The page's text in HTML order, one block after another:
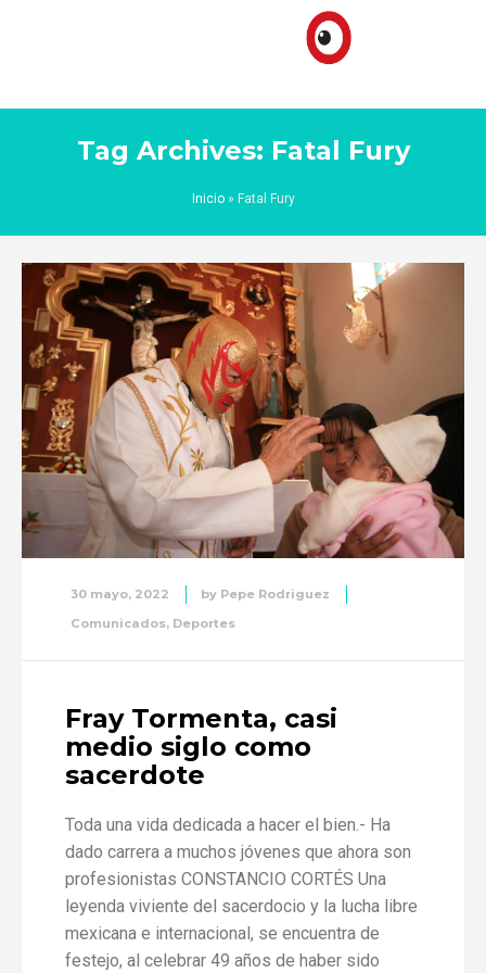
Tag Archives: Fatal Fury
Inicio» Fatal Fury
30 mayo, 2022 by Pepe Rodriguez
Comunicados, Deportes
Fray Tormenta, casi
medio siglo como
sacerdote
Toda una vida dedicada a hacer el bien.- Ha
dado carrera a muchos jóvenes que ahora son
profesionistas CONSTANCIO CORTÉS Una
leyenda viviente del sacerdocio y la lucha libre
mexicana e internacional, se encuentra de
festejo, al celebrar 49 años de haber sido